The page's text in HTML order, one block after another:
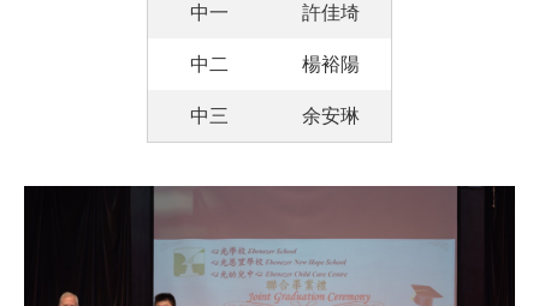
中一 許佳埼
中二 楊裕陽
中三 余安琳